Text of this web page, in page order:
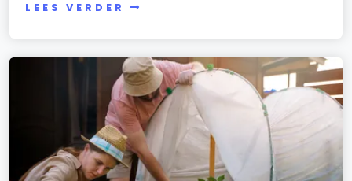
LEES VERDER